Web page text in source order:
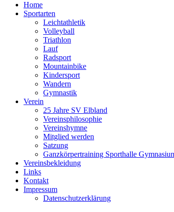
Home
Sportarten
Leichtathletik
Volleyball
Triathlon
Lauf
Radsport
Mountainbike
Kindersport
Wandern
Gymnastik
Verein
25 Jahre SV Elbland
Vereinsphilosophie
Vereinshymne
Mitglied werden
Satzung
Ganzkörpertraining Sporthalle
Vereinsbekleidung
Links
Kontakt
Impressum
Datenschutzerklärung